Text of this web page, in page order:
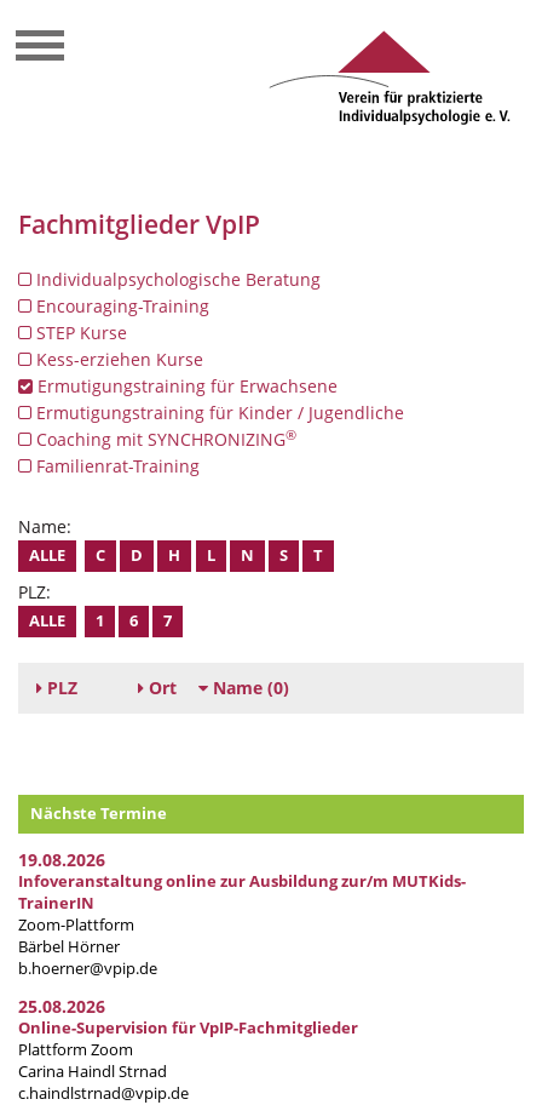
Fachmitglieder VpIP
Individualpsychologische Beratung
Encouraging-Training
STEP Kurse
Kess-erziehen Kurse
Ermutigungstraining für Erwachsene
Ermutigungstraining für Kinder / Jugendliche
Coaching mit SYNCHRONIZING®
Familienrat-Training
Name:
ALLE C D H L N S T
PLZ:
ALLE 1 6 7
PLZ Ort Name (0)
Nächste Termine
19.08.2026
Infoveranstaltung online zur Ausbildung zur/m MUTKids-
TrainerIN
Zoom-Plattform
Bärbel Hörner
b.hoerner@vpip.de
25.08.2026
Online-Supervision für VpIP-Fachmitglieder
Plattform Zoom
Carina Haindl Strnad
c.haindlstrnad@vpip.de